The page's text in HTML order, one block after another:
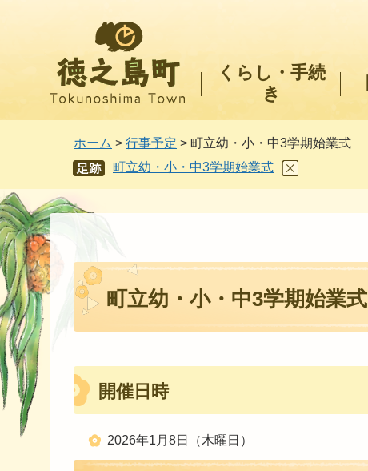
くらし・手続
き
ホーム > 行事予定 > 町立幼・小・中3学期始業式
あし
あと
町立幼・小・中3学期始業式
町立幼・小・中3学期始業式
開催日時
2026年1月8日（木曜日）